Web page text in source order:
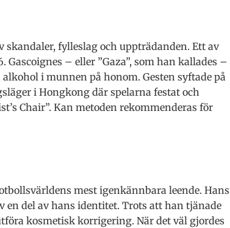
skandaler, fylleslag och uppträdanden. Ett av
– eller ”Gaza”, som han kallades –
i munnen på honom. Gesten syftade på
i Hongkong där spelarna festat och
Chair”. Kan metoden rekommenderas för
mest igenkännbara leende. Hans
del av hans identitet. Trots att han tjänade
kosmetisk korrigering. När det väl gjordes